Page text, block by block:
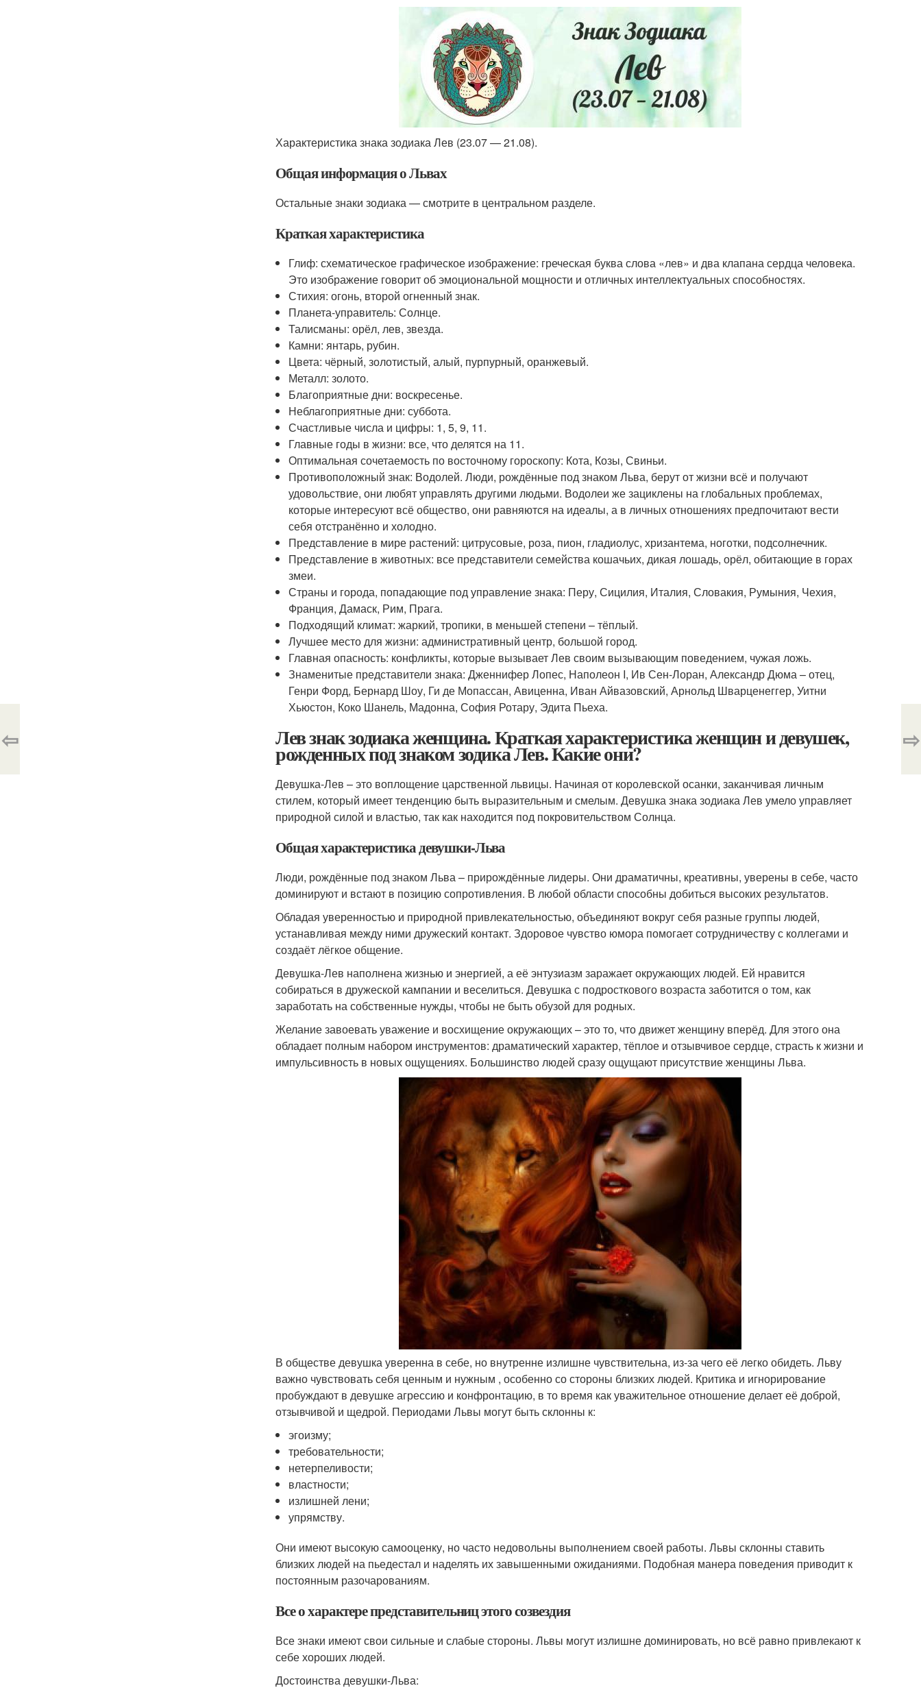
Характеристика знака зодиака Лев (23.07 — 21.08).
Общая информация о Львах
Остальные знаки зодиака — смотрите в центральном разделе.
Краткая характеристика
Глиф: схематическое графическое изображение: греческая буква слова «лев» и два клапана сердца человека.
Это изображение говорит об эмоциональной мощности и отличных интеллектуальных способностях.
Стихия: огонь, второй огненный знак.
Планета-управитель: Солнце.
Талисманы: орёл, лев, звезда.
Камни: янтарь, рубин.
Цвета: чёрный, золотистый, алый, пурпурный, оранжевый.
Металл: золото.
Благоприятные дни: воскресенье.
Неблагоприятные дни: суббота.
Счастливые числа и цифры: 1, 5, 9, 11.
Главные годы в жизни: все, что делятся на 11.
Оптимальная сочетаемость по восточному гороскопу: Кота, Козы, Свиньи.
Противоположный знак: Водолей. Люди, рождённые под знаком Льва, берут от жизни всё и получают
удовольствие, они любят управлять другими людьми. Водолеи же зациклены на глобальных проблемах,
которые интересуют всё общество, они равняются на идеалы, а в личных отношениях предпочитают вести
себя отстранённо и холодно.
Представление в мире растений: цитрусовые, роза, пион, гладиолус, хризантема, ноготки, подсолнечник.
Представление в животных: все представители семейства кошачьих, дикая лошадь, орёл, обитающие в горах
змеи.
Страны и города, попадающие под управление знака: Перу, Сицилия, Италия, Словакия, Румыния, Чехия,
Франция, Дамаск, Рим, Прага.
Подходящий климат: жаркий, тропики, в меньшей степени – тёплый.
Лучшее место для жизни: административный центр, большой город.
Главная опасность: конфликты, которые вызывает Лев своим вызывающим поведением, чужая ложь.
Знаменитые представители знака: Дженнифер Лопес, Наполеон I, Ив Сен-Лоран, Александр Дюма – отец,
Генри Форд, Бернард Шоу, Ги де Мопассан, Авиценна, Иван Айвазовский, Арнольд Шварценеггер, Уитни
Хьюстон, Коко Шанель, Мадонна, София Ротару, Эдита Пьеха.
Лев знак зодиака женщина. Краткая характеристика женщин и девушек,
рожденных под знаком зодика Лев. Какие они?
Девушка-Лев – это воплощение царственной львицы. Начиная от королевской осанки, заканчивая личным
стилем, который имеет тенденцию быть выразительным и смелым. Девушка знака зодиака Лев умело управляет
природной силой и властью, так как находится под покровительством Солнца.
Общая характеристика девушки-Льва
Люди, рождённые под знаком Льва – прирождённые лидеры. Они драматичны, креативны, уверены в себе, часто
доминируют и встают в позицию сопротивления. В любой области способны добиться высоких результатов.
Обладая уверенностью и природной привлекательностью, объединяют вокруг себя разные группы людей,
устанавливая между ними дружеский контакт. Здоровое чувство юмора помогает сотрудничеству с коллегами и
создаёт лёгкое общение.
Девушка-Лев наполнена жизнью и энергией, а её энтузиазм заражает окружающих людей. Ей нравится
собираться в дружеской кампании и веселиться. Девушка с подросткового возраста заботится о том, как
заработать на собственные нужды, чтобы не быть обузой для родных.
Желание завоевать уважение и восхищение окружающих – это то, что движет женщину вперёд. Для этого она
обладает полным набором инструментов: драматический характер, тёплое и отзывчивое сердце, страсть к жизни и
импульсивность в новых ощущениях. Большинство людей сразу ощущают присутствие женщины Льва.
В обществе девушка уверенна в себе, но внутренне излишне чувствительна, из-за чего её легко обидеть. Льву
важно чувствовать себя ценным и нужным , особенно со стороны близких людей. Критика и игнорирование
пробуждают в девушке агрессию и конфронтацию, в то время как уважительное отношение делает её доброй,
отзывчивой и щедрой. Периодами Львы могут быть склонны к:
эгоизму;
требовательности;
нетерпеливости;
властности;
излишней лени;
упрямству.
Они имеют высокую самооценку, но часто недовольны выполнением своей работы. Львы склонны ставить
близких людей на пьедестал и наделять их завышенными ожиданиями. Подобная манера поведения приводит к
постоянным разочарованиям.
Все о характере представительниц этого созвездия
Все знаки имеют свои сильные и слабые стороны. Львы могут излишне доминировать, но всё равно привлекают к
себе хороших людей.
Достоинства девушки-Льва:
⇦ ⇨